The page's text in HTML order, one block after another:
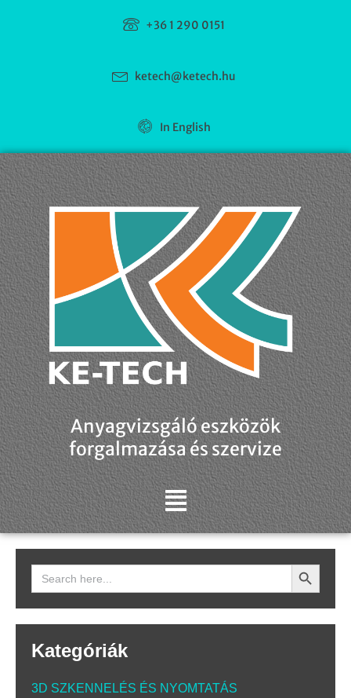
+36 1 290 0151
ketech@ketech.hu
In English
Anyagvizsgáló eszközök
forgalmazása és szervize
Search
for:
Search Button
Kategóriák
3D SZKENNELÉS ÉS NYOMTATÁS